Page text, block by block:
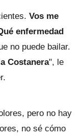
Vos me
enfermedad
no puede bailar.
Costanera", le
pero no hay
no sé cómo